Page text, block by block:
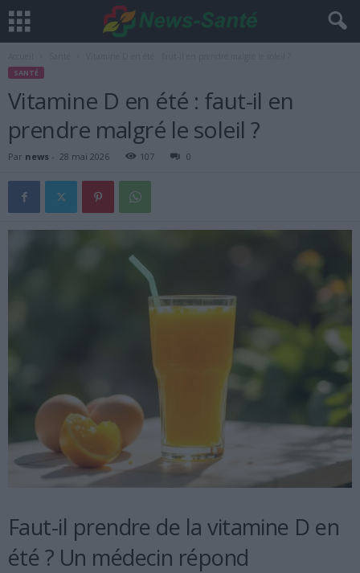
SANTÉ
Vitamine D en été : faut-il en
prendre malgré le soleil ?
Par news - 28 mai 2026 107 0
Faut-il prendre de la vitamine D en
été ? Un médecin répond